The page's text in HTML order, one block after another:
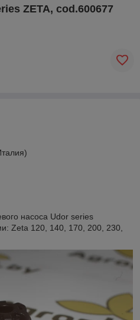
ZETA, cod.600677
насоса Udor series
Zeta 120, 140, 170, 200, 230,